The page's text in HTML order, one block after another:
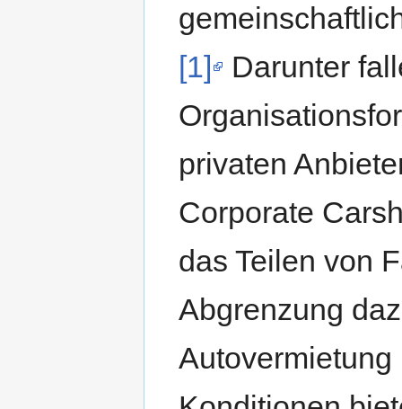
[1]
Darunter
privaten
Corporate
das Teilen von
Abgrenzung